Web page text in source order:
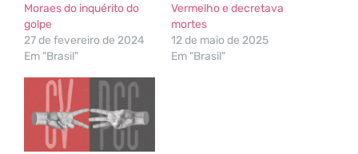
Moraes do inquérito do
golpe
27 de fevereiro de 2024
Em "Brasil"
Vermelho e decretava
mortes
12 de maio de 2025
Em "Brasil"